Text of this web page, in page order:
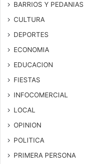
BARRIOS Y PEDANIAS
CULTURA
DEPORTES
ECONOMIA
EDUCACION
FIESTAS
INFOCOMERCIAL
LOCAL
OPINION
POLITICA
PRIMERA PERSONA